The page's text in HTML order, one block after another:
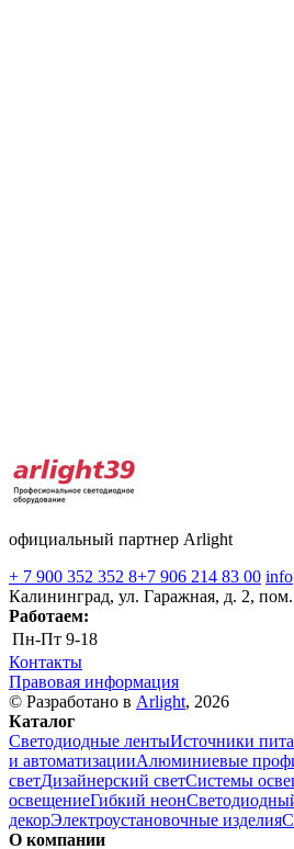
официальный партнер Arlight
+ 7 900 352 352 8+7 906 214 83 00
Калининград, ул. Гаражная, д. 2,
Работаем:
Пн-Пт 9-18
Контакты
Правовая информация
© Разработано в Arlight, 2026
Каталог
Светодиодные лентыИсточники
и автоматизацииАлюминиевые
светДизайнерский светСистемы
освещениеГибкий неон
декорЭлектроустановочные изделия
О компании